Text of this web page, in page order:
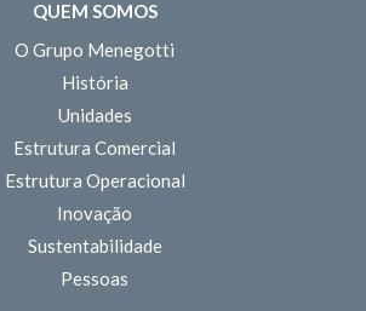
QUEM SOMOS
O Grupo Menegotti
História
Unidades
Estrutura Comercial
Estrutura Operacional
Inovação
Sustentabilidade
Pessoas